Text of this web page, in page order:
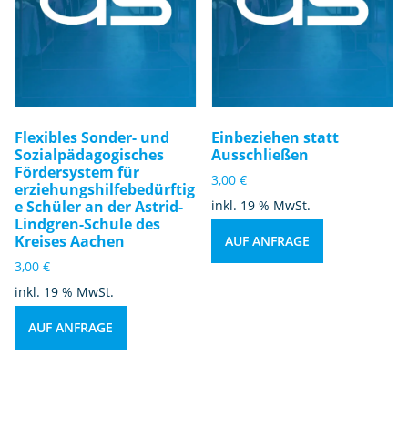
Flexibles Sonder- und
Sozialpädagogisches
Fördersystem für
erziehungshilfebedürftig
e Schüler an der Astrid-
Lindgren-Schule des
Kreises Aachen
3,00 €
inkl. 19 % MwSt.
AUF ANFRAGE
Einbeziehen statt
Ausschließen
3,00€
inkl. 19 % MwSt.
AUF ANFRAGE